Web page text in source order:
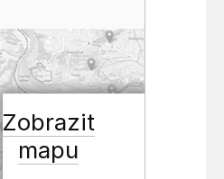
Zobrazit
mapu